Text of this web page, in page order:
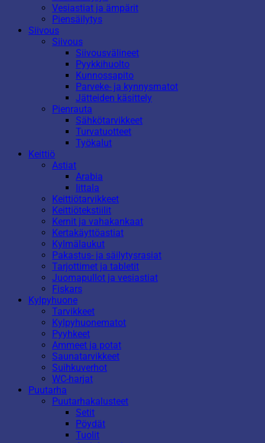
Vesiastiat ja ämpärit
Piensäilytys
Siivous
Siivous
Siivousvälineet
Pyykkihuolto
Kunnossapito
Parveke- ja kynnysmatot
Jätteiden käsittely
Pienrauta
Sähkötarvikkeet
Turvatuotteet
Työkalut
Keittiö
Astiat
Arabia
Iittala
Keittiötarvikkeet
Keittiötekstiilit
Kernit ja vahakankaat
Kertakäyttöastiat
Kylmälaukut
Pakastus- ja säilytysrasiat
Tarjottimet ja tabletit
Juomapullot ja vesiastiat
Fiskars
Kylpyhuone
Tarvikkeet
Kylpyhuonematot
Pyyhkeet
Ammeet ja potat
Saunatarvikkeet
Suihkuverhot
WC-harjat
Puutarha
Puutarhakalusteet
Setit
Pöydät
Tuolit